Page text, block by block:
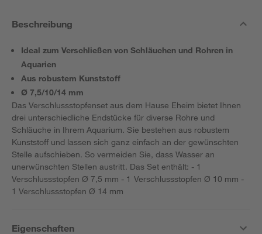
Beschreibung
Ideal zum Verschließen von Schläuchen und Rohren in
Aquarien
Aus robustem Kunststoff
Ø 7,5/10/14 mm
Das Verschlussstopfenset aus dem Hause Eheim bietet Ihnen
drei unterschiedliche Endstücke für diverse Rohre und
Schläuche in Ihrem Aquarium. Sie bestehen aus robustem
Kunststoff und lassen sich ganz einfach an der gewünschten
Stelle aufschieben. So vermeiden Sie, dass Wasser an
unerwünschten Stellen austritt. Das Set enthält: - 1
Verschlussstopfen Ø 7,5 mm - 1 Verschlussstopfen Ø 10 mm -
1 Verschlussstopfen Ø 14 mm
Eigenschaften